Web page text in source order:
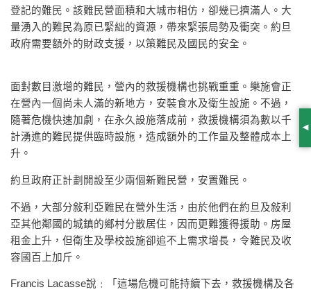
登記的難民。該難民營面積和大城市相仿，卻幾已擠滿人。大
量湧入的難民為原已緊絀的資源，帶來緊張局勢及衝突。約旦
政府需要額外的財政支援，以策難民及國民的安全。
面對數目激增的難民，營內的救援機構也挑戰重重。樂施會正
在營內一個尚未人滿的新地方，安裝食水及衛生設施。不過，
隨著危機快速加劇，在永久設施落成前，救援機構須為數以千
計湧進的難民提供臨時設施，造成額外的工作量及整體成本上
升。
約旦政府正計劃開設至少兩個新難民營，安置難民。
不過，大部分敍利亞難民在營外生活，由於他們在約旦及敍利
亞其他鄰國的城鎮的鄉村分散居住，因而更難獲得援助。房屋
租金上升，但衛生及學校設施卻追不上需求增長，令難民及收
容國百上加斤。
Francis Lacasse說﹕「這場危機可能持續下去，救援機構及各